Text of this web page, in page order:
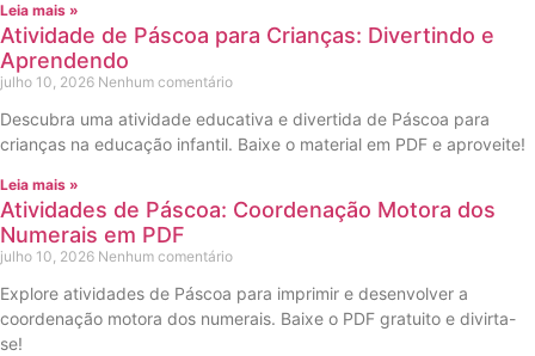
Leia mais »
Atividade de Páscoa para Crianças: Divertindo e
Aprendendo
julho 10, 2026 Nenhum comentário
Descubra uma atividade educativa e divertida de Páscoa para
crianças na educação infantil. Baixe o material em PDF e aproveite!
Leia mais »
Atividades de Páscoa: Coordenação Motora dos
Numerais em PDF
julho 10, 2026 Nenhum comentário
Explore atividades de Páscoa para imprimir e desenvolver a
coordenação motora dos numerais. Baixe o PDF gratuito e divirta-
se!